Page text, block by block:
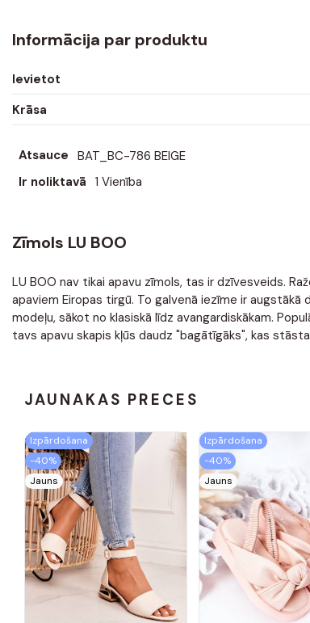
Informācija par produktu
Ievietot
Krāsa
Atsauce BAT_BC-786 BEIGE
Ir noliktavā 1 Vienība
Zīmols LU BOO
LU BOO nav tikai apavu zīmols, tas ir dzīvesveids.
apaviem Eiropas tirgū. To galvenā iezīme ir augstākā
modeļu, sākot no klasiskā līdz avangardiskākam.
tavs apavu skapis kļūs daudz "bagātīgāks", kas
JAUNĀKĀS PRECES
Izpārdošana
-40%
Jauns
Izpārdošana
-40%
Jauns